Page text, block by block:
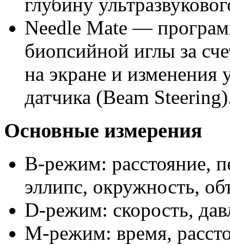
Needle Mate —
биопсийной иглы за
на экране и изменения
датчика (Beam
Основные измерения
B-режим: расстояние,
эллипс, окружность,
D-режим: скорость,
M-режим: время,